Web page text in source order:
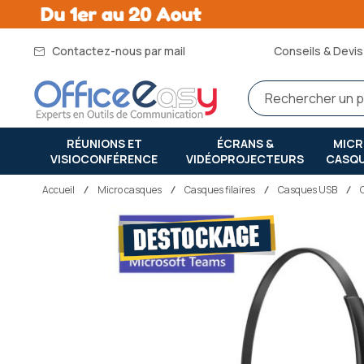
Contactez-nous par mail Conseils &
RÉUNIONS ET
VISIOCONFÉRENCE
ÉCRANS &
VIDÉOPROJECTEURS
Accueil micro casques Casques filaires Casques USB